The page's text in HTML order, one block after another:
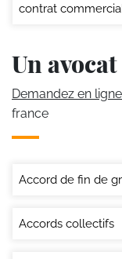
contrat
Un
Demandez en
france
Accord de fin de
Accords collectifs